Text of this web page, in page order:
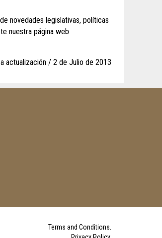
novedades legislativas, políticas
nuestra página web
actualización / 2 de Julio de 2013
Terms and Conditions